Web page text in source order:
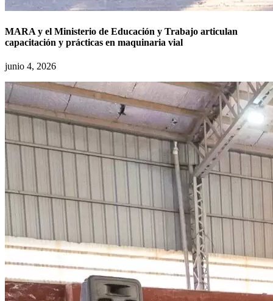
MARA y el Ministerio de Educación y Trabajo articulan
capacitación y prácticas en maquinaria vial
junio 4, 2026